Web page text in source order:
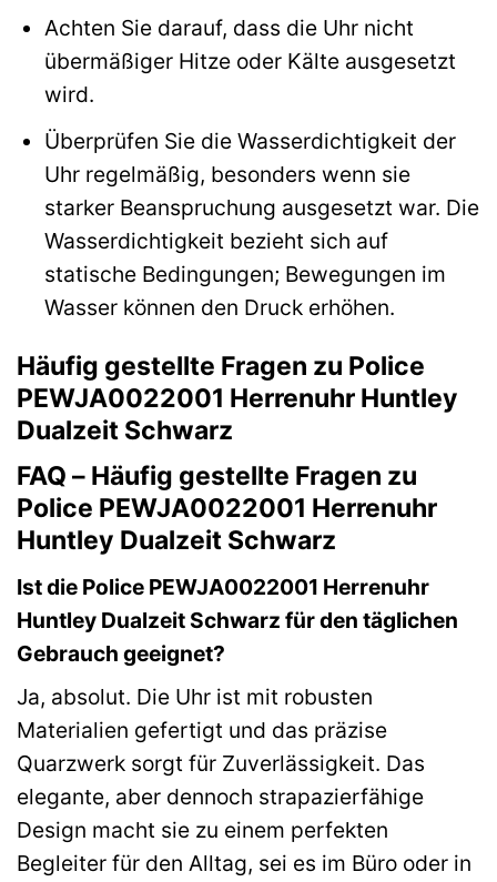
Achten Sie darauf, dass die Uhr nicht
übermäßiger Hitze oder Kälte ausgesetzt
wird.
Überprüfen Sie die Wasserdichtigkeit der
Uhr regelmäßig, besonders wenn sie
starker Beanspruchung ausgesetzt war. Die
Wasserdichtigkeit bezieht sich auf
statische Bedingungen; Bewegungen im
Wasser können den Druck erhöhen.
Häufig gestellte Fragen zu Police
PEWJA0022001 Herrenuhr Huntley
Dualzeit Schwarz
FAQ – Häufig gestellte Fragen zu
Police PEWJA0022001 Herrenuhr
Huntley Dualzeit Schwarz
Ist die Police PEWJA0022001 Herrenuhr
Huntley Dualzeit Schwarz für den täglichen
Gebrauch geeignet?
Ja, absolut. Die Uhr ist mit robusten
Materialien gefertigt und das präzise
Quarzwerk sorgt für Zuverlässigkeit. Das
elegante, aber dennoch strapazierfähige
Design macht sie zu einem perfekten
Begleiter für den Alltag, sei es im Büro oder in